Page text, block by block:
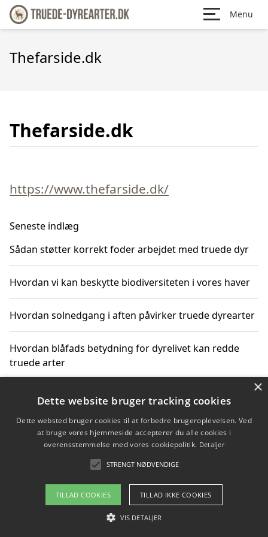
Menu
Thefarside.dk
Thefarside.dk
https://www.thefarside.dk/
Seneste indlæg
Sådan støtter korrekt foder arbejdet med truede dyr
Hvordan vi kan beskytte biodiversiteten i vores haver
Hvordan solnedgang i aften påvirker truede dyrearter
Hvordan blåfads betydning for dyrelivet kan redde
truede arter
Hvordan kan gaver til unge voksne støtte bevarelsen
Copyright 2026 - Pilanto Aps
Om / kontakt
Blog Betingelser
×
Dette website bruger tracking cookies
Dette websted bruger cookies til at forbedre brugeroplevelsen. Ved
at bruge vores hjemmeside accepterer du alle cookies i
overensstemmelse med vores cookiepolitik. Detaljer
STRENGT NØDVENDIGE
TILLAD COOKIES TILLAD IKKE COOKIES
VIS DETALJER